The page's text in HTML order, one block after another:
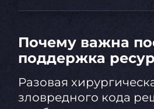
Почему важна
поддержка
Разовая
зловредного кода